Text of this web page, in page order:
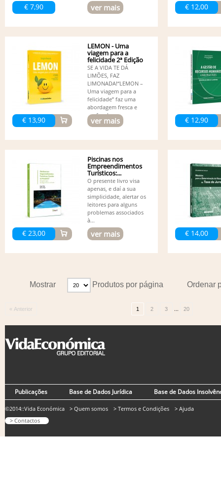
€ 7,90 ver mais € 12,00
€ 13,90
LEMON - Uma
viagem para a
felicidade 2ª Edição
SE A VIDA TE DÁ
LIMÕES, FAZ
LIMONADA!“LEMON –
Uma viagem para a
felicidade” faz uma
abordagem fresca e
profunda...
ver mais € 12,90
€ 23,00
Piscinas nos
Empreendimentos
Turísticos:...
O presente livro visa
apenas, e daí a sua
simplicidade, alertar os
leitores para alguns
problemas associados
à...
ver mais € 14,00
Ordenar
Mostrar Produtos por página
« Anterior 1 2 3 ... 20
Publicações Base de Dados Jurídica Base de Dados
©2014::Vida Económica
> Contactos
> Quem somos > Termos e Condições > Ajuda